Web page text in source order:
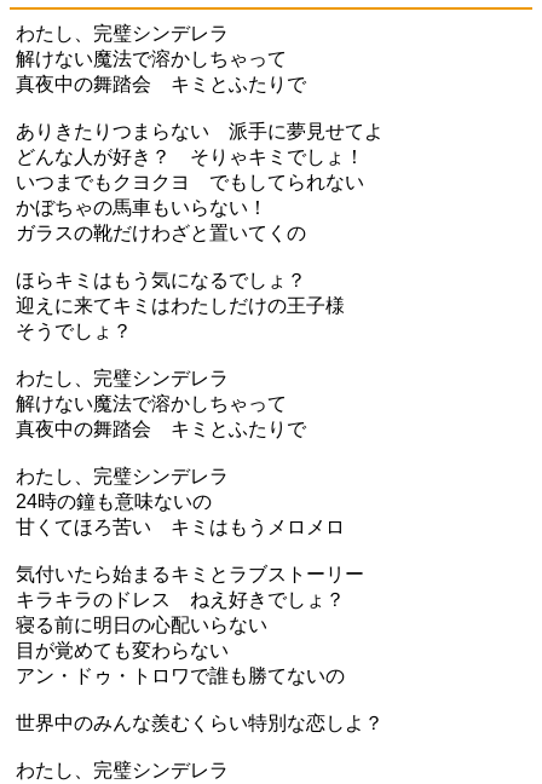
わたし、完璧シンデレラ
解けない魔法で溶かしちゃって
真夜中の舞踏会 キミとふたりで
ありきたりつまらない 派手に夢見せてよ
どんな人が好き？ そりゃキミでしょ！
いつまでもクヨクヨ でもしてられない
かぼちゃの馬車もいらない！
ガラスの靴だけわざと置いてくの
ほらキミはもう気になるでしょ？
迎えに来てキミはわたしだけの王子様
そうでしょ？
わたし、完璧シンデレラ
解けない魔法で溶かしちゃって
真夜中の舞踏会 キミとふたりで
わたし、完璧シンデレラ
24時の鐘も意味ないの
甘くてほろ苦い キミはもうメロメロ
気付いたら始まるキミとラブストーリー
キラキラのドレス ねえ好きでしょ？
寝る前に明日の心配いらない
目が覚めても変わらない
アン・ドゥ・トロワで誰も勝てないの
世界中のみんな羨むくらい特別な恋しよ？
わたし、完璧シンデレラ